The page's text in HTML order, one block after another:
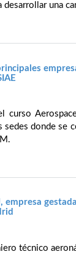
desarrollar una
curso
sedes donde se
empresa
técnico